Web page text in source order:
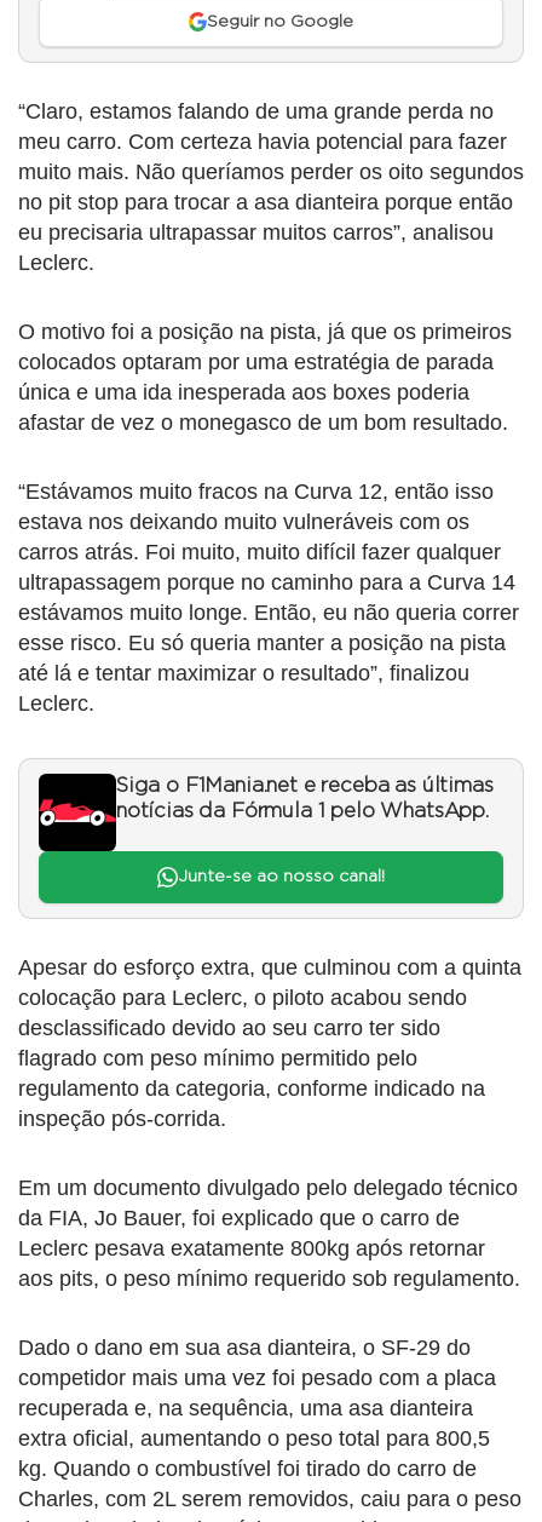
Seguir no Google
“Claro, estamos falando de uma grande perda no
meu carro. Com certeza havia potencial para fazer
muito mais. Não queríamos perder os oito segundos
no pit stop para trocar a asa dianteira porque então
eu precisaria ultrapassar muitos carros”, analisou
Leclerc.
O motivo foi a posição na pista, já que os primeiros
colocados optaram por uma estratégia de parada
única e uma ida inesperada aos boxes poderia
afastar de vez o monegasco de um bom resultado.
“Estávamos muito fracos na Curva 12, então isso
estava nos deixando muito vulneráveis ​​com os
carros atrás. Foi muito, muito difícil fazer qualquer
ultrapassagem porque no caminho para a Curva 14
estávamos muito longe. Então, eu não queria correr
esse risco. Eu só queria manter a posição na pista
até lá e tentar maximizar o resultado”, finalizou
Leclerc.
Siga o F1Mania.net e receba as últimas
notícias da Fórmula 1 pelo WhatsApp.
Junte-se ao nosso canal!
Apesar do esforço extra, que culminou com a quinta
colocação para Leclerc, o piloto acabou sendo
desclassificado devido ao seu carro ter sido
flagrado com peso mínimo permitido pelo
regulamento da categoria, conforme indicado na
inspeção pós-corrida.
Em um documento divulgado pelo delegado técnico
da FIA, Jo Bauer, foi explicado que o carro de
Leclerc pesava exatamente 800kg após retornar
aos pits, o peso mínimo requerido sob regulamento.
Dado o dano em sua asa dianteira, o SF-29 do
competidor mais uma vez foi pesado com a placa
recuperada e, na sequência, uma asa dianteira
extra oficial, aumentando o peso total para 800,5
kg. Quando o combustível foi tirado do carro de
Charles, com 2L serem removidos, caiu para o peso